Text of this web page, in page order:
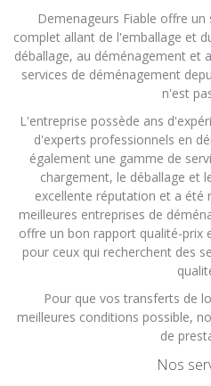
Demenageurs Fiable offre
complet allant de l'emballage et
déballage, au déménagement et
services de déménagement
n'est
L'entreprise possède ans
d'experts professionnels en
également une gamme de
chargement, le déballage et
excellente réputation et a été
meilleures entreprises de
offre un bon rapport qualité-prix
pour ceux qui recherchent des
Pour que vos transferts de
meilleures conditions possible,
de
Nos